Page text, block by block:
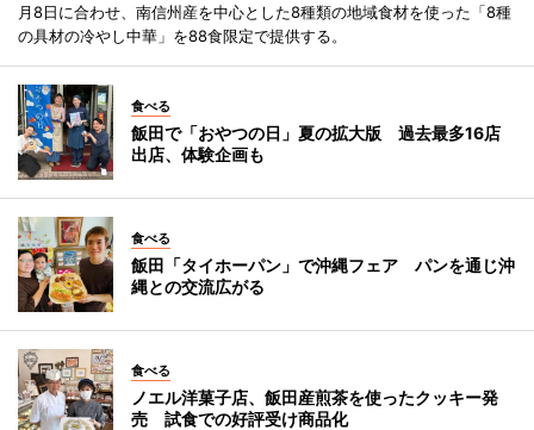
月8日に合わせ、南信州産を中心とした8種類の地域食材を使った「8種
の具材の冷やし中華」を88食限定で提供する。
食べる
飯田で「おやつの日」夏の拡大版 過去最多16店
出店、体験企画も
食べる
飯田「タイホーパン」で沖縄フェア パンを通じ沖
縄との交流広がる
食べる
ノエル洋菓子店、飯田産煎茶を使ったクッキー発
売 試食での好評受け商品化